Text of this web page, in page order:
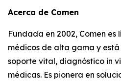
Acerca de Comen
Fundada en 2002, Comen
médicos de alta gama y
soporte vital, diagnóstico in
médicas. Es pionera en